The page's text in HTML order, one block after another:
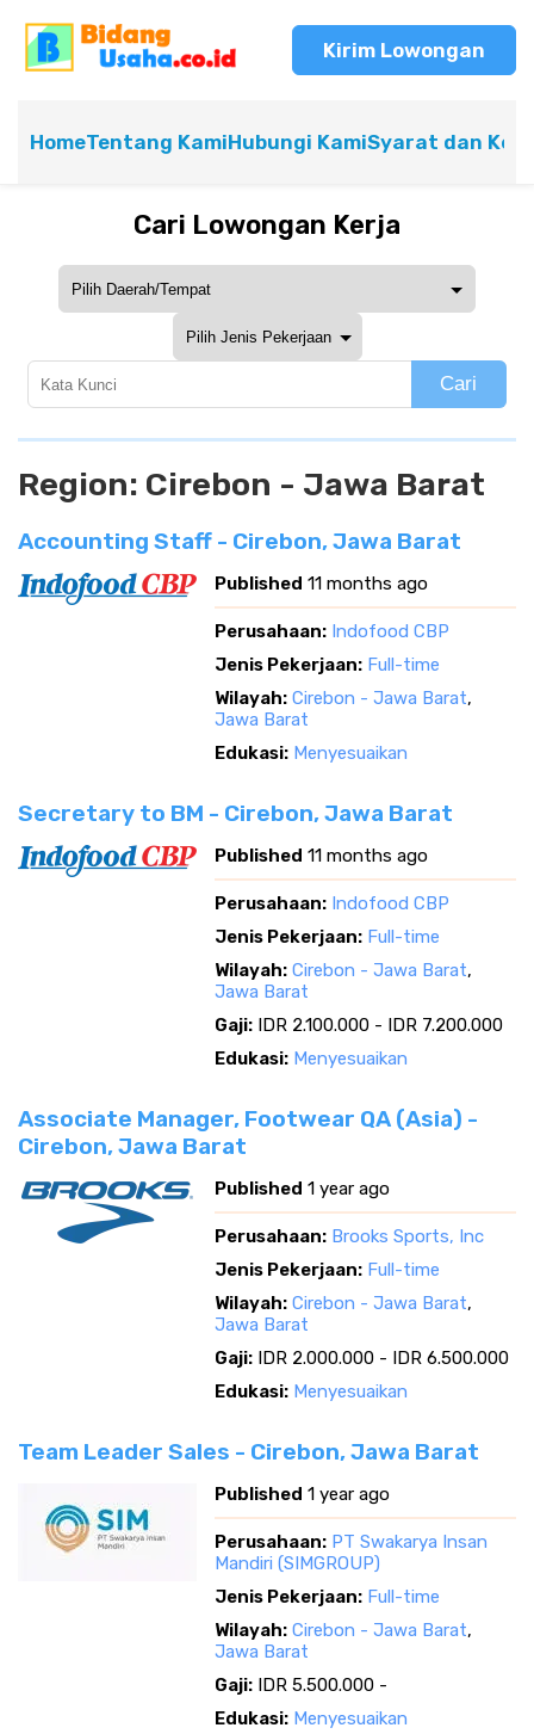
Kirim Lowongan
HomeTentang KamiHubungi KamiSyarat dan
Cari Lowongan Kerja
Cari
Region: Cirebon - Jawa Barat
Accounting Staff - Cirebon, Jawa Barat
Published 11 months ago
Perusahaan: Indofood CBP
Jenis Pekerjaan: Full-time
Wilayah: Cirebon - Jawa Barat,
Jawa Barat
Edukasi: Menyesuaikan
Secretary to BM - Cirebon, Jawa Barat
Published 11 months ago
Perusahaan: Indofood CBP
Jenis Pekerjaan: Full-time
Wilayah: Cirebon - Jawa Barat,
Jawa Barat
Gaji: IDR 2.100.000 - IDR 7.200.000
Edukasi: Menyesuaikan
Associate Manager, Footwear QA (Asia) -
Cirebon, Jawa Barat
Published 1 year ago
Perusahaan: Brooks Sports, Inc
Jenis Pekerjaan: Full-time
Wilayah: Cirebon - Jawa Barat,
Jawa Barat
Gaji: IDR 2.000.000 - IDR 6.500.000
Edukasi: Menyesuaikan
Team Leader Sales - Cirebon, Jawa Barat
Published 1 year ago
Perusahaan: PT Swakarya Insan
Mandiri (SIMGROUP)
Jenis Pekerjaan: Full-time
Wilayah: Cirebon - Jawa Barat,
Jawa Barat
Gaji: IDR 5.500.000 -
Edukasi: Menyesuaikan